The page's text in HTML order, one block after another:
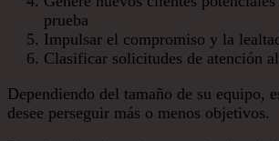
prueba
Impulsar el compromiso y la
Clasificar solicitudes de atención
Dependiendo del tamaño de su equipo,
desee perseguir más o menos objetivos.